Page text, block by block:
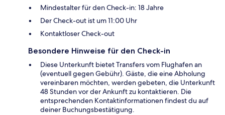
Mindestalter für den Check-in: 18 Jahre
Der Check-out ist um 11:00 Uhr
Kontaktloser Check-out
Besondere Hinweise für den Check-in
Diese Unterkunft bietet Transfers vom Flughafen an
(eventuell gegen Gebühr). Gäste, die eine Abholung
vereinbaren möchten, werden gebeten, die Unterkunft
48 Stunden vor der Ankunft zu kontaktieren. Die
entsprechenden Kontaktinformationen findest du auf
deiner Buchungsbestätigung.